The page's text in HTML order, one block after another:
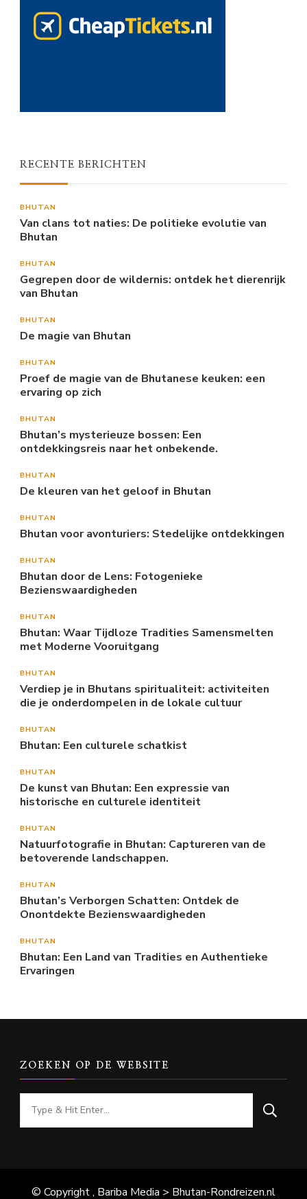
RECENTE BERICHTEN
BHUTAN
Van clans tot naties: De politieke evolutie van
Bhutan
BHUTAN
Gegrepen door de wildernis: ontdek het dierenrijk
van Bhutan
BHUTAN
De magie van Bhutan
BHUTAN
Proef de magie van de Bhutanese keuken: een
ervaring op zich
BHUTAN
Bhutan’s mysterieuze bossen: Een
ontdekkingsreis naar het onbekende.
BHUTAN
De kleuren van het geloof in Bhutan
BHUTAN
Bhutan voor avonturiers: Stedelijke ontdekkingen
BHUTAN
Bhutan door de Lens: Fotogenieke
Bezienswaardigheden
BHUTAN
Bhutan: Waar Tijdloze Tradities Samensmelten
met Moderne Vooruitgang
BHUTAN
Verdiep je in Bhutans spiritualiteit: activiteiten
die je onderdompelen in de lokale cultuur
BHUTAN
Bhutan: Een culturele schatkist
BHUTAN
De kunst van Bhutan: Een expressie van
historische en culturele identiteit
BHUTAN
Natuurfotografie in Bhutan: Captureren van de
betoverende landschappen.
BHUTAN
Bhutan’s Verborgen Schatten: Ontdek de
Onontdekte Bezienswaardigheden
BHUTAN
Bhutan: Een Land van Tradities en Authentieke
Ervaringen
ZOEKEN OP DE WEBSITE
Looking
for
© Copyright , Bariba Media > Bhutan-Rondreizen.nl